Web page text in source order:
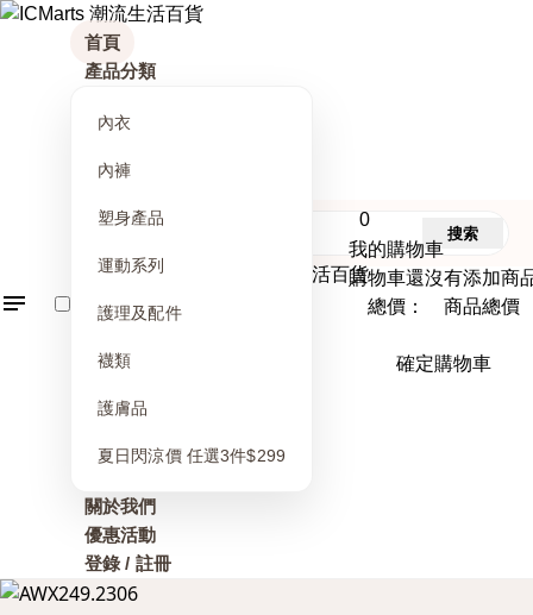
首頁
產品分類
內衣
內褲
塑身產品
運動系列
護理及配件
襪類
護膚品
夏日閃涼價 任選3件$299
關於我們
優惠活動
登錄 / 註冊
0
我的購物車
購物車還沒有添加商
總價： 商品總價
確定購物車
搜索